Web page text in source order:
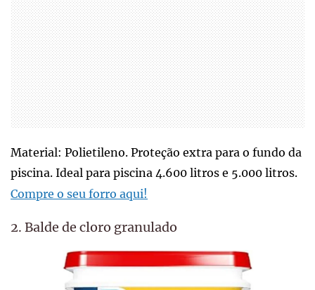
Material: Polietileno. Proteção extra para o fundo da
piscina. Ideal para piscina 4.600 litros e 5.000 litros.
Compre o seu forro aqui!
2. Balde de cloro granulado